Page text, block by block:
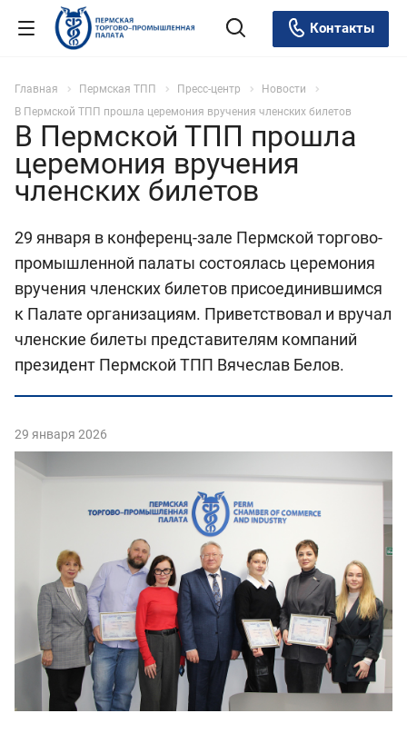
Контакты
Главная Пермская ТПП Пресс-центр
Новости
В Пермской ТПП прошла церемония вручения членских билетов
В Пермской ТПП прошла
церемония вручения
членских билетов
29 января в конференц-зале Пермской торгово-
промышленной палаты состоялась церемония
вручения членских билетов присоединившимся
к Палате организациям. Приветствовал и вручал
членские билеты представителям компаний
президент Пермской ТПП Вячеслав Белов.
29 января 2026